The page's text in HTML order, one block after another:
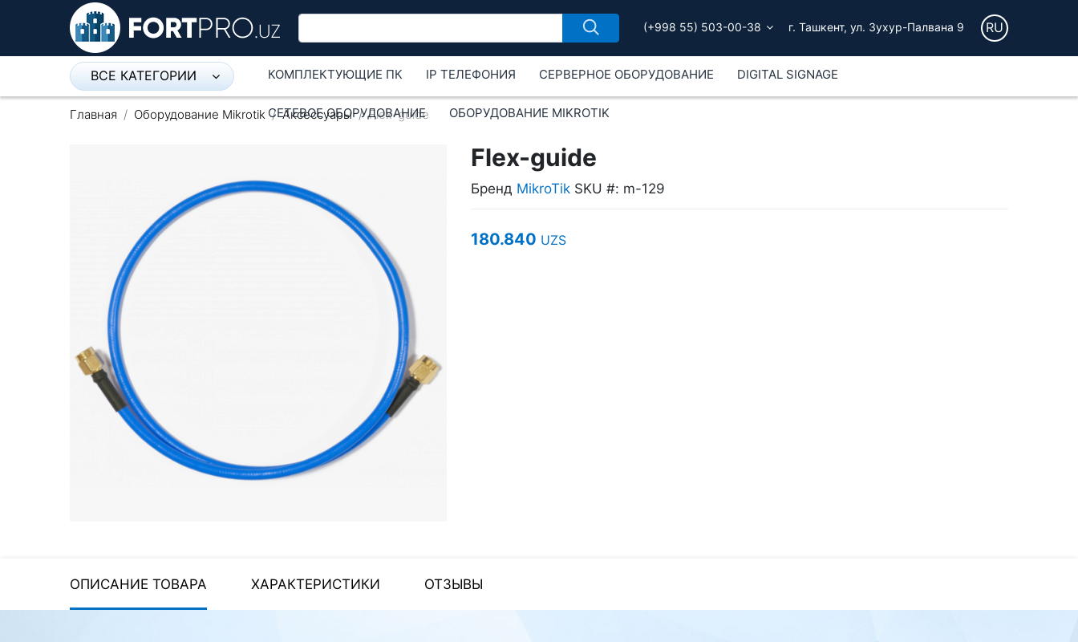
(+998 55) 503-00-38 г. Ташкент, ул. Зухур-Палвана 9 RU
ВСЕ КАТЕГОРИИ
Микрофон
Спикерфон
Модемы ADSL, Wan/Lan
Роутеры, Wi-Fi
IP Телефония
Стереосистемы
Серверное оборудование
UPS Источники
бесперебойного питания
Мышки и Клавиатуры
Системы охлаждения
Видеоконференцсвязь
КОМПЛЕКТУЮЩИЕ ПК IP ТЕЛЕФОНИЯ СЕРВЕРНОЕ ОБОРУДОВАНИЕ DIGITAL SIGNAGE
СЕТЕВОЕ ОБОРУДОВАНИЕ ОБОРУДОВАНИЕ MIKROTIK
Главная Оборудование Mikrotik Аксессуары Flex-guide
Flex-guide
Бренд MikroTik SKU #: m-129
180.840 UZS
ОПИСАНИЕ ТОВАРА ХАРАКТЕРИСТИКИ ОТЗЫВЫ